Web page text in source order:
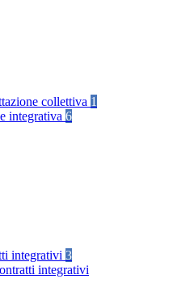
collettiva 1
integrativa 6
integrativi 3
integrativi